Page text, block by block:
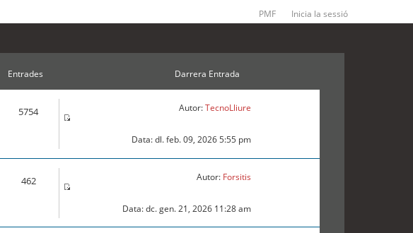
PMF Inicia la sessió
Entrades Darrera Entrada
5754 Autor:TecnoLliure
Data: dl. feb. 09, 2026 5:55 pm
462 Autor: Forsitis
Data: dc. gen. 21, 2026 11:28 am